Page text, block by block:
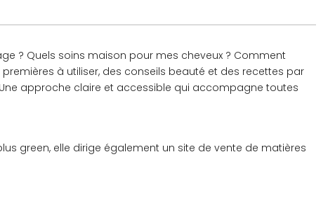
? Quels soins maison pour mes cheveux ? Comment
à utiliser, des conseils beauté et des recettes par
approche claire et accessible qui accompagne toutes
green, elle dirige également un site de vente de matières